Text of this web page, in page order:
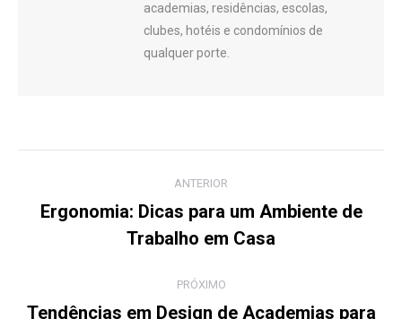
academias, residências, escolas,
clubes, hotéis e condomínios de
qualquer porte.
de
ANTERIOR
anterior:
Ergonomia: Dicas para um Ambiente de
Trabalho em Casa
PRÓXIMO
Tendências em Design de Academias para